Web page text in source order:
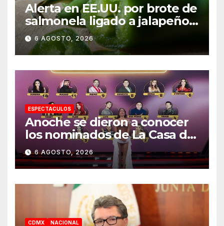
Alerta en EE.UU. por brote de
salmonela ligado a jalapeños
mexicanos; reportan 345
casos
6 AGOSTO, 2026
ESPECTACULOS
Anoche se dieron a conocer
los nominados de La Casa de
los Famosos México 2026 en
la segunda semana
6 AGOSTO, 2026
CDMX NACIONAL